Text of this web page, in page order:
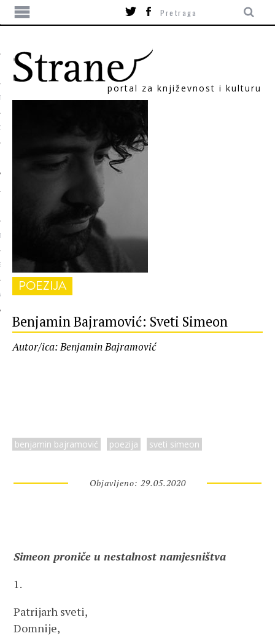
portal za književnost i kulturu
POEZIJA
Benjamin Bajramović: Sveti Simeon
Autor/ica: Benjamin Bajramović
benjamin bajramović poezija sveti simeon
Objavljeno: 29.05.2020
Simeon proniče u nestalnost namjesništva
1.
Patrijarh sveti,
Domnije,